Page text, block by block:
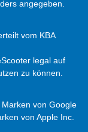
angegeben.
vom KBA
legal auf
zu können.
von Google
von Apple Inc.